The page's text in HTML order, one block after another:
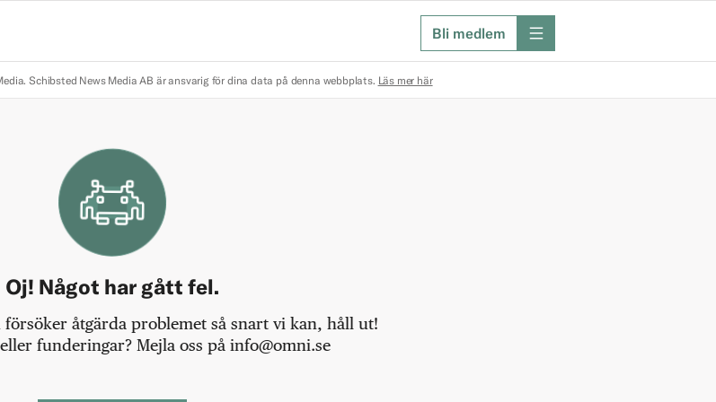
Bli medlem meny
Schibsted News Media AB är ansvarig för dina data på denna webbplats. Läs mer här
Oj! Något har gått fel.
åtgärda problemet så snart vi kan, håll ut!
funderingar? Mejla oss på info@omni.se